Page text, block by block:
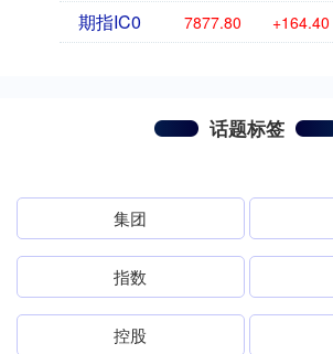
期指IC0 7877.80 +164.40
话题标签
集团
指数
控股